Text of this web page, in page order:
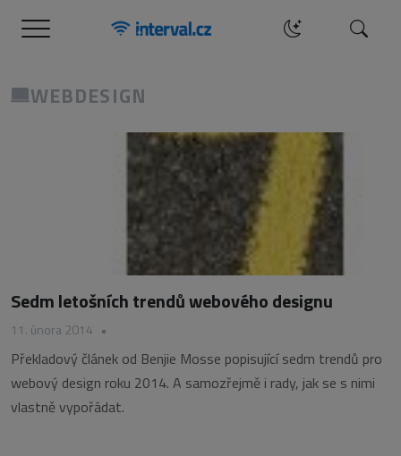
Menu Hledat
WEBDESIGN
Sedm letošních trendů webového designu
11. února 2014 •
Překladový článek od Benjie Mosse popisující sedm trendů pro
webový design roku 2014. A samozřejmě i rady, jak se s nimi
vlastně vypořádat.